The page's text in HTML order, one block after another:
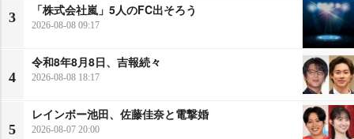
3
「株式会社嵐」5人のFC出そろう
2026-08-08 09:17
4
令和8年8月8日、吉報続々
2026-08-08 18:17
5
レインボー池田、佐藤佳奈と電撃婚
2026-08-07 20:00